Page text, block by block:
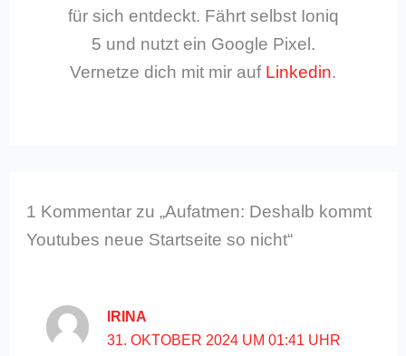
für sich entdeckt. Fährt selbst Ioniq
5 und nutzt ein Google Pixel.
Vernetze dich mit mir auf Linkedin.
1 Kommentar zu „Aufatmen: Deshalb kommt
Youtubes neue Startseite so nicht“
IRINA
31. OKTOBER 2024 UM 01:41 UHR